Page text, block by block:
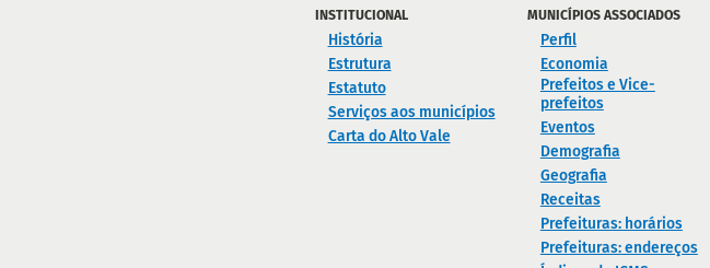
INSTITUCIONAL
História
Estrutura
Estatuto
Serviços aos municípios
Carta do Alto Vale
MUNICÍPIOS ASSOCIADOS
Perfil
Economia
Prefeitos e Vice-
prefeitos
Eventos
Demografia
Geografia
Receitas
Prefeituras: horários
Prefeituras: endereços